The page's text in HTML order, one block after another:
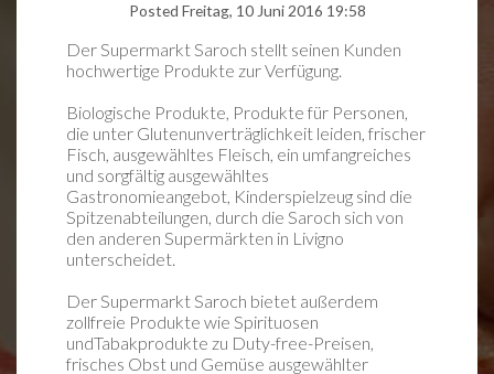
Posted Freitag, 10 Juni 2016 19:58
Der Supermarkt Saroch stellt seinen Kunden
hochwertige Produkte zur Verfügung.
Biologische Produkte, Produkte für Personen,
die unter Glutenunverträglichkeit leiden, frischer
Fisch, ausgewähltes Fleisch, ein umfangreiches
und sorgfältig ausgewähltes
Gastronomieangebot, Kinderspielzeug sind die
Spitzenabteilungen, durch die Saroch sich von
den anderen Supermärkten in Livigno
unterscheidet.
Der Supermarkt Saroch bietet außerdem
zollfreie Produkte wie Spirituosen
undTabakprodukte zu Duty-free-Preisen,
frisches Obst und Gemüse ausgewählter